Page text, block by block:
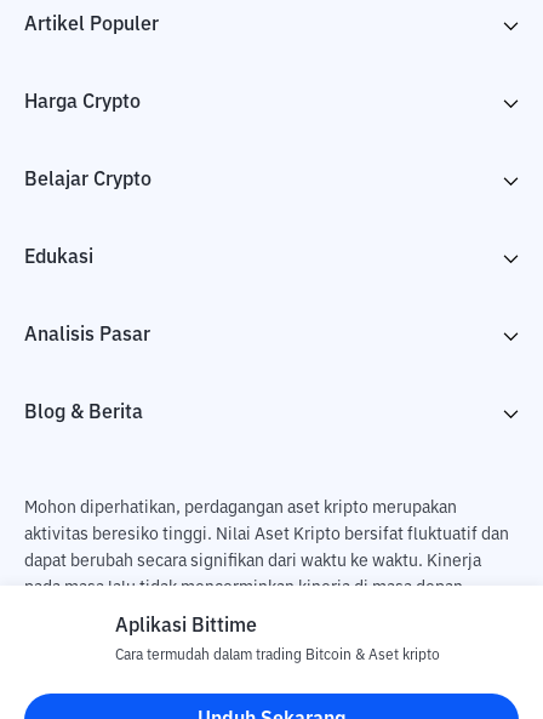
Artikel Populer
Harga Crypto
Belajar Crypto
Edukasi
Analisis Pasar
Blog & Berita
Mohon diperhatikan, perdagangan aset kripto merupakan
aktivitas beresiko tinggi. Nilai Aset Kripto bersifat fluktuatif dan
dapat berubah secara signifikan dari waktu ke waktu. Kinerja
pada masa lalu tidak mencerminkan kinerja di masa depan.
Terdapat risiko kehilangan sebagai dampak dari membeli dan
pengguna. PT Utama Aset Digital Indonesia (Bittime) tidak
bertanggung jawab atas perubahan fluktuasi dari nilai tukar Aset
Aplikasi Bittime
Cara termudah dalam trading Bitcoin & Aset kripto